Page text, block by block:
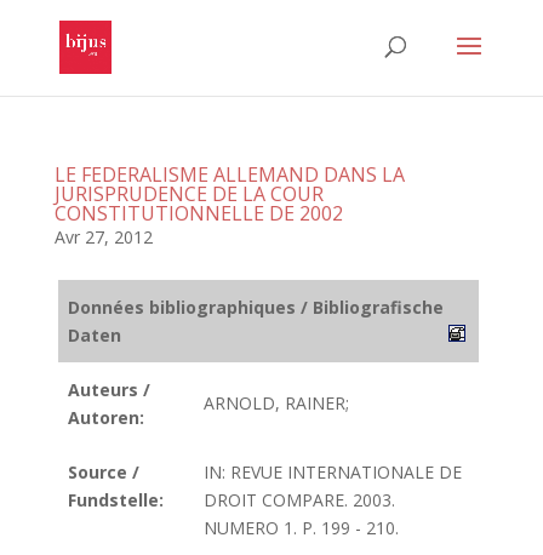
LE FEDERALISME ALLEMAND DANS LA
JURISPRUDENCE DE LA COUR
CONSTITUTIONNELLE DE 2002
Avr 27, 2012
Données bibliographiques / Bibliografische
Daten
Auteurs /
Autoren:
ARNOLD, RAINER;
Source /
Fundstelle:
IN: REVUE INTERNATIONALE DE
DROIT COMPARE. 2003.
NUMERO 1. P. 199 - 210.